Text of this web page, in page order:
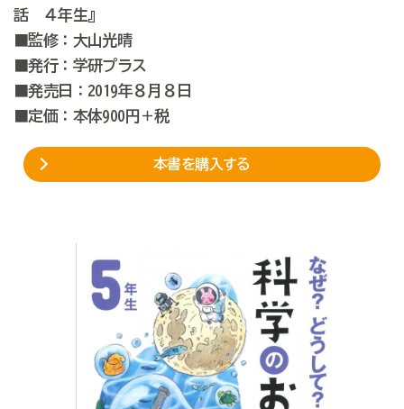
話 ４年生』
■監修：大山光晴
■発行：学研プラス
■発売日：2019年８月８日
■定価：本体900円＋税
本書を購入する